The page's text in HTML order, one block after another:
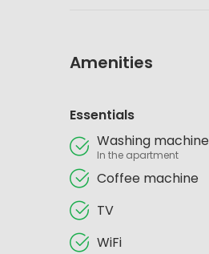
Amenities
Essentials
Washing machine
In the apartment
Coffee machine
TV
WiFi